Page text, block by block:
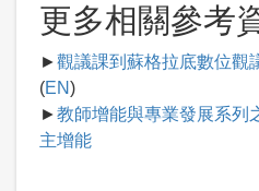
更多相關參考
►觀議課到蘇格拉底數位觀
(EN)
►教師增能與專業發展系列
主增能